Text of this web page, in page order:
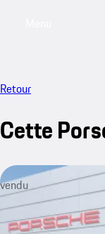
Retour
Cette
vendu